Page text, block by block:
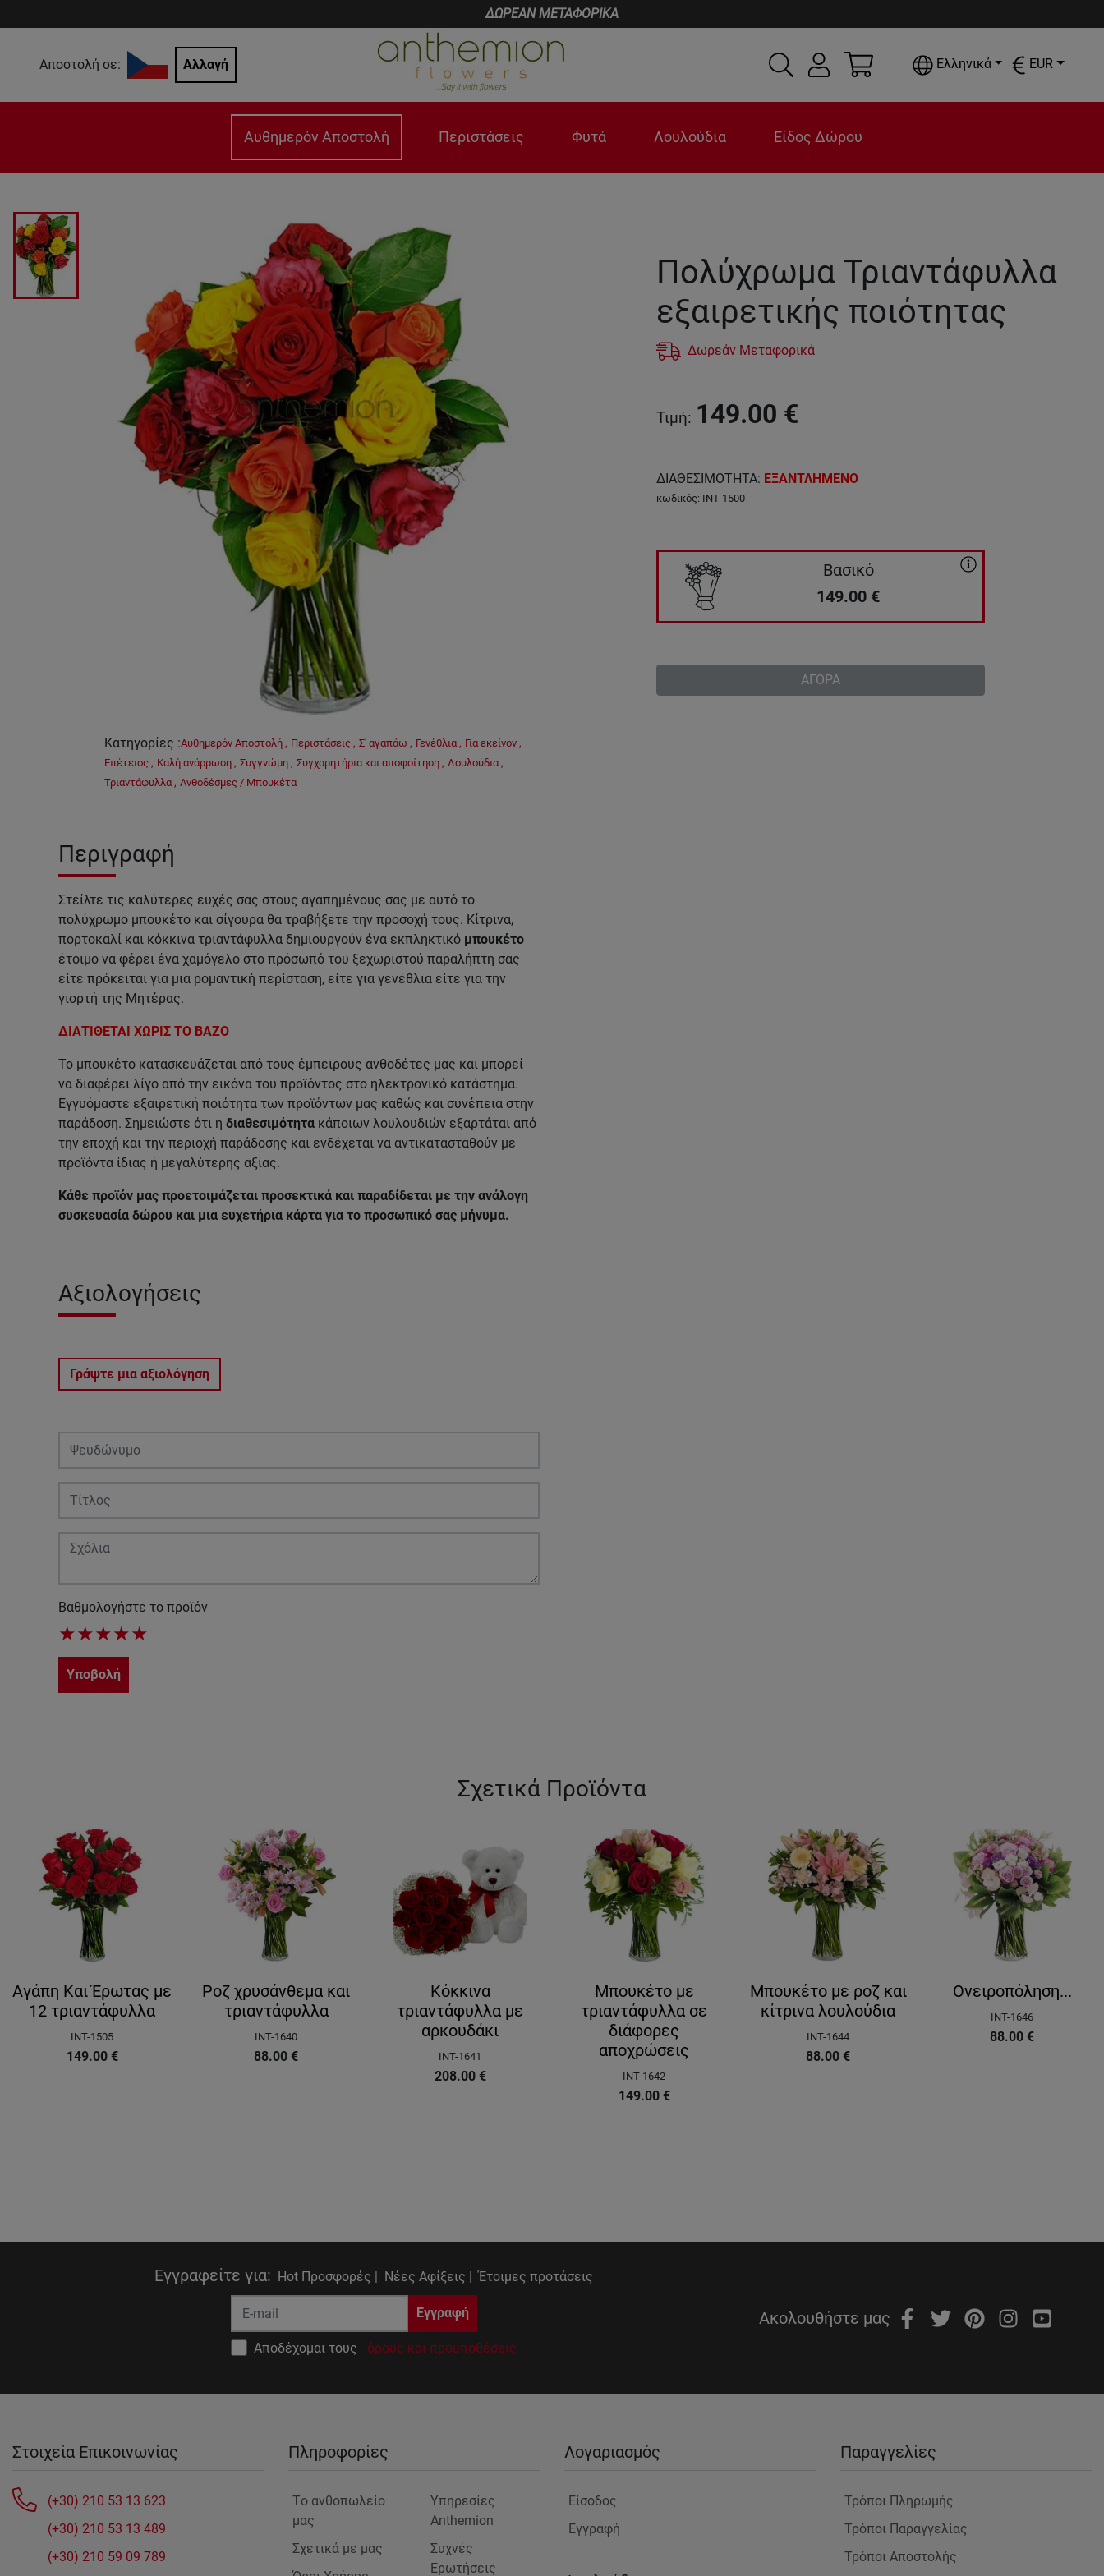
ΔΩΡΕΑΝ ΜΕΤΑΦΟΡΙΚΑ
Αποστολή σε: Αλλαγή Ελληνικά EUR
Αυθημερόν Αποστολή Περιστάσεις Φυτά Λουλούδια Είδος Δώρου
Κατηγορίες :Αυθημερόν Αποστολή , Περιστάσεις , Σ' αγαπάω , Γενέθλια , Για εκείνον ,
Επέτειος , Καλή ανάρρωση , Συγγνώμη , Συγχαρητήρια και αποφοίτηση , Λουλούδια ,
Τριαντάφυλλα , Ανθοδέσμες / Μπουκέτα
Περιγραφή
Στείλτε τις καλύτερες ευχές σας στους αγαπημένους σας με αυτό το
πολύχρωμο μπουκέτο και σίγουρα θα τραβήξετε την προσοχή τους. Κίτρινα,
πορτοκαλί και κόκκινα τριαντάφυλλα δημιουργούν ένα εκπληκτικό μπουκέτο
έτοιμο να φέρει ένα χαμόγελο στο πρόσωπό του ξεχωριστού παραλήπτη σας
είτε πρόκειται για μια ρομαντική περίσταση, είτε για γενέθλια είτε για την
γιορτή της Μητέρας.
ΔΙΑΤΙΘΕΤΑΙ ΧΩΡΙΣ ΤΟ ΒΑΖΟ
Το μπουκέτο κατασκευάζεται από τους έμπειρους ανθοδέτες μας και μπορεί
να διαφέρει λίγο από την εικόνα του προϊόντος στο ηλεκτρονικό κατάστημα.
Εγγυόμαστε εξαιρετική ποιότητα των προϊόντων μας καθώς και συνέπεια στην
παράδοση. Σημειώστε ότι η διαθεσιμότητα κάποιων λουλουδιών εξαρτάται από
την εποχή και την περιοχή παράδοσης και ενδέχεται να αντικατασταθούν με
προϊόντα ίδιας ή μεγαλύτερης αξίας.
Κάθε προϊόν μας προετοιμάζεται προσεκτικά και παραδίδεται με την ανάλογη
συσκευασία δώρου και μια ευχετήρια κάρτα για το προσωπικό σας μήνυμα.
Αξιολογήσεις
Γράψτε μια αξιολόγηση
Βαθμολογήστε το προϊόν
★★★★★
Υποβολή
Πολύχρωμα Τριαντάφυλλα
εξαιρετικής ποιότητας
Δωρεάν Μεταφορικά
Τιμή: 149.00 €
ΔΙΑΘΕΣΙΜΟΤΗΤΑ: ΕΞΑΝΤΛΗΜΕΝΟ
κωδικός: INT-1500
Βασικό
149.00 €
ΑΓΟΡΑ
Σχετικά Προϊόντα
Αγάπη Και Έρωτας με
12 τριαντάφυλλα
INT-1505
149.00 €
Ροζ χρυσάνθεμα και
τριαντάφυλλα
INT-1640
88.00 €
Κόκκινα
τριαντάφυλλα με
αρκουδάκι
INT-1641
208.00 €
Μπουκέτο με
τριαντάφυλλα σε
διάφορες
αποχρώσεις
INT-1642
149.00 €
Μπουκέτο με ροζ και
κίτρινα λουλούδια
INT-1644
88.00 €
Ονειροπόληση...
INT-1646
88.00 €
Εγγραφείτε για: Hot Προσφορές | Νέες Αφίξεις | Έτοιμες προτάσεις
Εγγραφή
Αποδέχομαι τους όρους και προϋποθέσεις
Ακολουθήστε μας
Στοιχεία Επικοινωνίας
(+30) 210 53 13 623
(+30) 210 53 13 489
(+30) 210 59 09 789
Πληροφορίες
Tο ανθοπωλείο
μας
Σχετικά με μας
Υπηρεσίες
Anthemion
Συχνές
Ερωτήσεις
Λογαριασμός
Είσοδος
Εγγραφή
Παραγγελίες
Τρόποι Πληρωμής
Τρόποι Παραγγελίας
Τρόποι Αποστολής